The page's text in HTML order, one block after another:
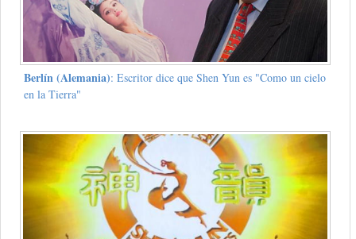
Berlín (Alemania): Escritor dice que Shen Yun es "Como un cielo
en la Tierra"